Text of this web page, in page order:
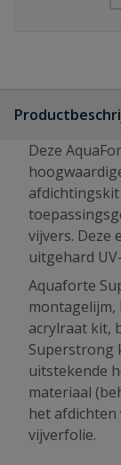
Deze
vijvers. Deze
uitgehard
Aquaforte
montagelijm,
acrylraat kit,
Superstrong
uitstekende
materiaal
het
vijverfolie.